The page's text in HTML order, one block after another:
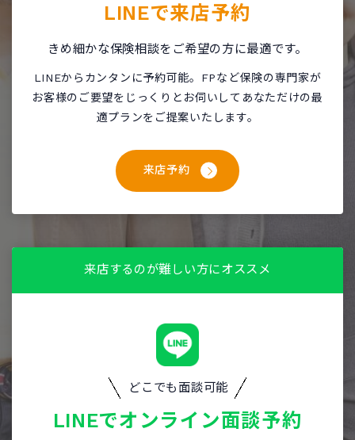
LINEで来店予約
きめ細かな保険相談をご希望の方に最適です。
LINEからカンタンに予約可能。FPなど保険の専門家が
お客様のご要望をじっくりとお伺いしてあなただけの最
適プランをご提案いたします。
来店予約
来店するのが難しい方にオススメ
どこでも面談可能
LINEでオンライン面談予約